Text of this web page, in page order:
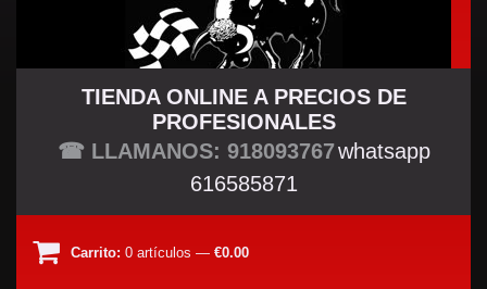
TU TIENDA TUNING
TIENDA ONLINE A PRECIOS DE
PROFESIONALES
☎ LLAMANOS: 918093767whatsapp
616585871
Carrito: 0 artículos — €0.00